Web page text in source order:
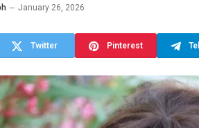
January 26, 2026
Twitter Pinterest